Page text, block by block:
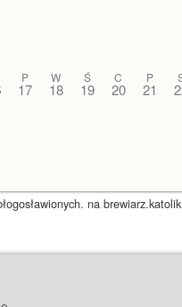
P
17
W
18
Ś
19
C
20
P
21
na